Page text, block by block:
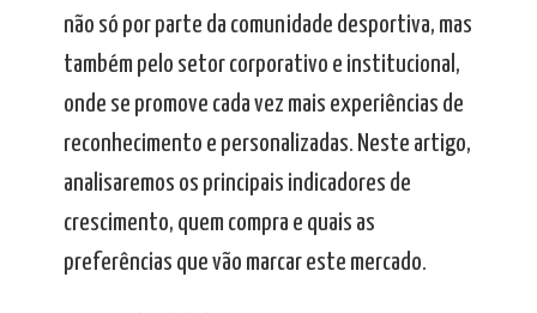
não só por parte da comunidade desportiva, mas
também pelo setor corporativo e institucional,
onde se promove cada vez mais experiências de
reconhecimento e personalizadas. Neste artigo,
analisaremos os principais indicadores de
crescimento, quem compra e quais as
preferências que vão marcar este mercado.